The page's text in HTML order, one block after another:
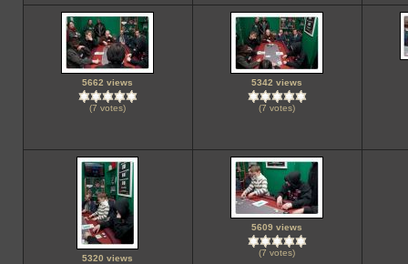
5662 views
(7 votes)
5342 views
(7 votes)
5320 views
5609 views
(7 votes)